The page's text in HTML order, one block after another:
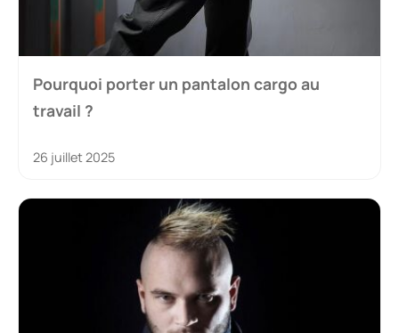
Pourquoi porter un pantalon cargo au
travail ?
26 juillet 2025